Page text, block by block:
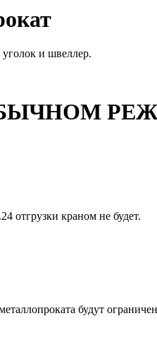
и швеллер.
отгрузки краном не будет.
будут